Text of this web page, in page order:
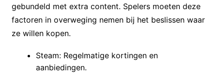
gebundeld met extra content. Spelers moeten deze
factoren in overweging nemen bij het beslissen waar
ze willen kopen.
Steam: Regelmatige kortingen en
aanbiedingen.